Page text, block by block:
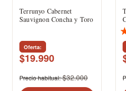
Terrunyo Cabernet
Sauvignon Concha y Toro
Oferta
$19.990
Precio habitual $32.000